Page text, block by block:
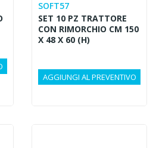
SOFT57
SET 10 PZ TRATTORE
CON RIMORCHIO CM 150
X 48 X 60 (H)
AGGIUNGI AL PREVENTIVO